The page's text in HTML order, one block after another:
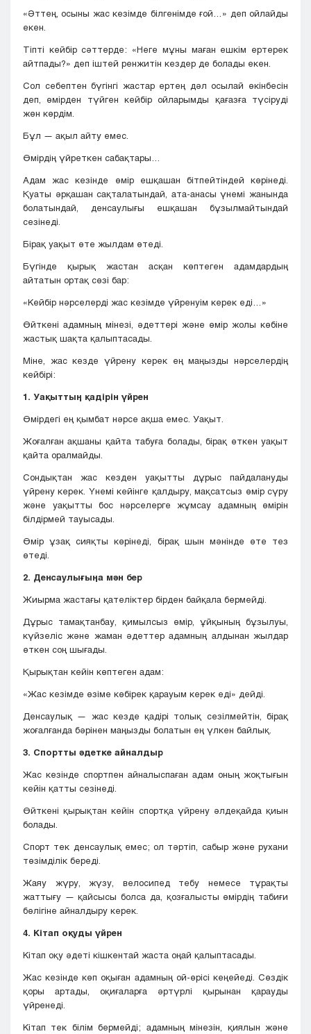
«Әттең, осыны жас кезімде білгенімде ғой…» деп ойлайды
екен.
Тіпті кейбір сәттерде: «Неге мұны маған ешкім ертерек
айтпады?» деп іштей ренжитін кездер де болады екен.
Сол себептен бүгінгі жастар ертең дәл осылай өкінбесін
деп, өмірден түйген кейбір ойларымды қағазға түсіруді
жөн көрдім.
Бұл — ақыл айту емес.
Өмірдің үйреткен сабақтары…
Адам жас кезінде өмір ешқашан бітпейтіндей көрінеді.
Қуаты әрқашан сақталатындай, ата-анасы үнемі жанында
болатындай, денсаулығы ешқашан бұзылмайтындай
сезінеді.
Бірақ уақыт өте жылдам өтеді.
Бүгінде қырық жастан асқан көптеген адамдардың
айтатын ортақ сөзі бар:
«Кейбір нәрселерді жас кезімде үйренуім керек еді…»
Өйткені адамның мінезі, әдеттері және өмір жолы көбіне
жастық шақта қалыптасады.
Міне, жас кезде үйрену керек ең маңызды нәрселердің
кейбірі:
1. Уақыттың қадірін үйрен
Өмірдегі ең қымбат нәрсе ақша емес. Уақыт.
Жоғалған ақшаны қайта табуға болады, бірақ өткен уақыт
қайта оралмайды.
Сондықтан жас кезден уақытты дұрыс пайдалануды
үйрену керек. Үнемі кейінге қалдыру, мақсатсыз өмір сүру
және уақытты бос нәрселерге жұмсау адамның өмірін
білдірмей тауысады.
Өмір ұзақ сияқты көрінеді, бірақ шын мәнінде өте тез
өтеді.
2. Денсаулығыңа мән бер
Жиырма жастағы қателіктер бірден байқала бермейді.
Дұрыс тамақтанбау, қимылсыз өмір, ұйқының бұзылуы,
күйзеліс және жаман әдеттер адамның алдынан жылдар
өткен соң шығады.
Қырықтан кейін көптеген адам:
«Жас кезімде өзіме көбірек қарауым керек еді» дейді.
Денсаулық — жас кезде қадірі толық сезілмейтін, бірақ
жоғалғанда бәрінен маңызды болатын ең үлкен байлық.
3. Спортты әдетке айналдыр
Жас кезінде спортпен айналыспаған адам оның жоқтығын
кейін қатты сезінеді.
Өйткені қырықтан кейін спортқа үйрену әлдеқайда қиын
болады.
Спорт тек денсаулық емес; ол тәртіп, сабыр және рухани
төзімділік береді.
Жаяу жүру, жүзу, велосипед тебу немесе тұрақты
жаттығу — қайсысы болса да, қозғалысты өмірдің табиғи
бөлігіне айналдыру керек.
4. Кітап оқуды үйрен
Кітап оқу әдеті кішкентай жаста оңай қалыптасады.
Жас кезінде көп оқыған адамның ой-өрісі кеңейеді. Сөздік
қоры артады, оқиғаларға әртүрлі қырынан қарауды
үйренеді.
Кітап тек білім бермейді; адамның мінезін, қиялын және